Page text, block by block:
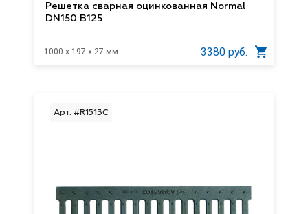
Решетка сварная оцинкованная Normal
DN150 B125
1000 x 197 x 27 мм. 3380 руб.
Арт. #R1513C